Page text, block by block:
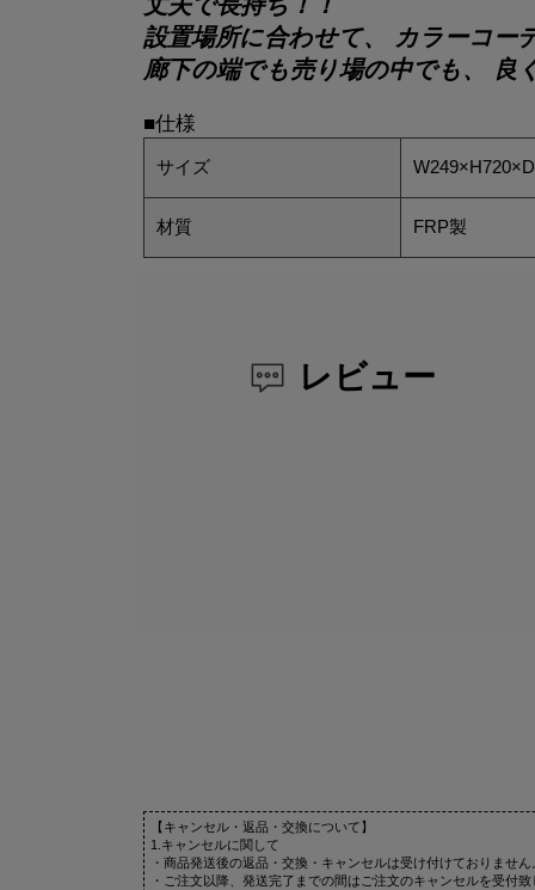
丈夫で長持ち！！
設置場所に合わせて、 カラーコー
廊下の端でも売り場の中でも、 良
■仕様
サイズ
材質 FRP製
レビュー
【キャンセル・返品・交換について】
1.キャンセルに関して
・商品発送後の返品・交換・キャンセルは受け付けておりません
・ご注文以降、発送完了までの間はご注文のキャンセルを受付致